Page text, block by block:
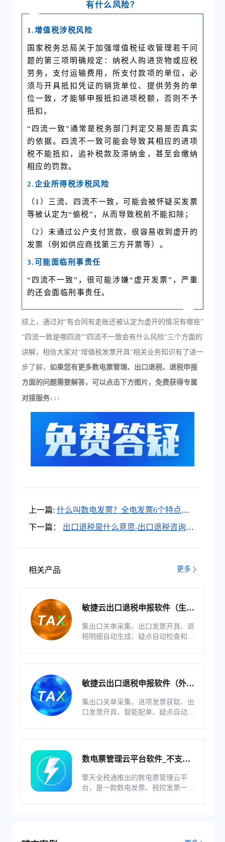
有什么风险？
1.增值税涉税风险
国家税务总局关于加强增值税征收管理若干问
题的第三项明确规定：纳税人购进货物或应税
劳务，支付运输费用，所支付款项的单位，必
须与开具抵扣凭证的销货单位、提供劳务的单
位一致，才能够申报抵扣进项税额，否则不予
抵扣。
“四流一致”通常是税务部门判定交易是否真实
的依据。四流不一致可能会导致其相应的进项
税不能抵扣，追补税款及滞纳金，甚至会缴纳
相应的罚款。
2.企业所得税涉税风险
（1）三流、四流不一致，可能会被怀疑买发票
等被认定为“偷税”，从而导致税前不能扣除；
（2）未通过公户支付货款，很容易收到虚开的
发票（例如供应商找第三方开票等）。
3.可能面临刑事责任
“四流不一致”，很可能涉嫌“虚开发票”，严重
的还会面临刑事责任。
综上，通过对“有合同有走账还被认定为虚开的情况有哪些”
“四流一致是哪四流”“四流不一致会有什么风险”三个方面的
讲解，相信大家对“增值税发票开具”相关业务知识有了进一
步了解， 如果您有更多数电票管理、出口退税、退税申报
方面的问题需要解答，可以点击下方图片，免费获得专属
对接服务↓↓↓
上一篇: 什么叫数电发票？全电发票6个特点介
绍-数电票管理
下一篇：
出口退税是什么意思-出口退税咨询-
相关产品 更多
敏捷云出口退税申报软件（生产
集出口关单采集、出口发票开具、退
税明细自动生成、疑点自动检查和调
敏捷云出口退税申报软件（外贸
集出口关单采集、进项发票获取、出
口发票开具、智能配单、疑点自动检
数电票管理云平台软件_不支持
擎天全税通推出的数电票管理云平
台，是一款数电发票、税控发票一体